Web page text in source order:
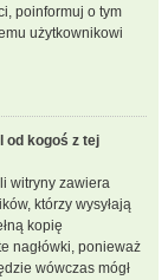
poinformuj o tym
użytkownikowi
od kogoś z tej
witryny zawiera
którzy wysyłają
kopię
nagłówki, ponieważ
wówczas mógł